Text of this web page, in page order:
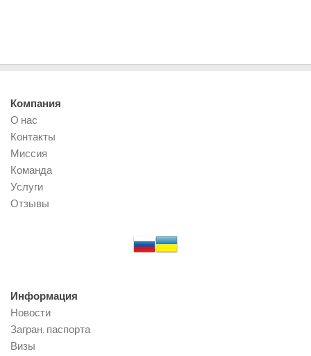
Компания
О нас
Контакты
Миссия
Команда
Услуги
Отзывы
Информация
Новости
Загран. паспорта
Визы